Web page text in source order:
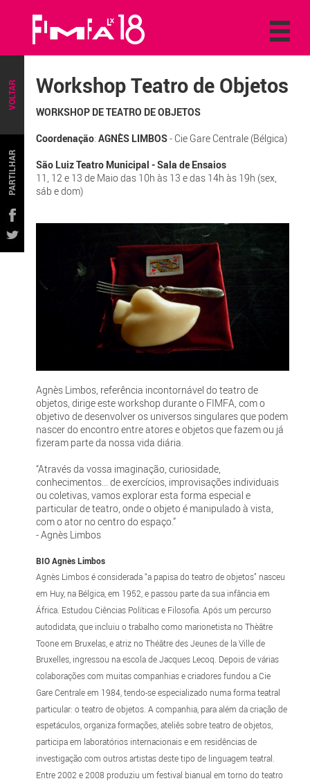
VOLTAR
PARTILHAR
Workshop Teatro de Objetos
WORKSHOP DE TEATRO DE OBJETOS
Coordenação: AGNÈS LIMBOS- Cie Gare Centrale (Bélgica)
São Luiz Teatro Municipal - Sala de Ensaios
11, 12 e 13 de Maio das 10h às 13 e das 14h às 19h (sex,
sáb e dom)
Agnès Limbos, referência incontornável do teatro de
objetos, dirige este workshop durante o FIMFA, com o
objetivo de desenvolver os universos singulares que podem
nascer do encontro entre atores e objetos que fazem ou já
fizeram parte da nossa vida diária.
“Através da vossa imaginação, curiosidade,
conhecimentos... de exercícios, improvisações individuais
ou coletivas, vamos explorar esta forma especial e
particular de teatro, onde o objeto é manipulado à vista,
com o ator no centro do espaço.”
- Agnès Limbos
BIO Agnès Limbos
Agnès Limbos é considerada “a papisa do teatro de objetos” nasceu
em Huy, na Bélgica, em 1952, e passou parte da sua infância em
África. Estudou Ciências Políticas e Filosofia. Após um percurso
autodidata, que incluiu o trabalho como marionetista no Thèâtre
Toone em Bruxelas, e atriz no Théâtre des Jeunes de la Ville de
Bruxelles, ingressou na escola de Jacques Lecoq. Depois de várias
colaborações com muitas companhias e criadores fundou a Cie
Gare Centrale em 1984, tendo-se especializado numa forma teatral
particular: o teatro de objetos. A companhia, para além da criação de
espetáculos, organiza formações, ateliês sobre teatro de objetos,
participa em laboratórios internacionais e em residências de
investigação com outros artistas deste tipo de linguagem teatral.
Entre 2002 e 2008 produziu um festival bianual em torno do teatro